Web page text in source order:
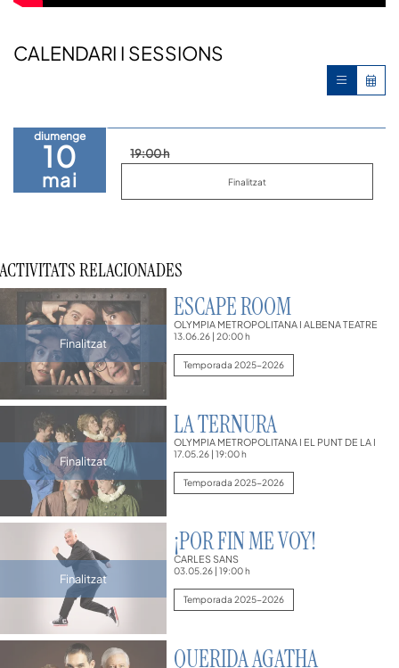
CALENDARI I SESSIONS
diumenge
10
mai
19:00 h
Finalitzat
ACTIVITATS RELACIONADES
Finalitzat
ESCAPE ROOM
OLYMPIA METROPOLITANA I ALBENA TEATRE
13.06.26| 20:00 h
Temporada 2025-2026
Finalitzat
LA TERNURA
OLYMPIA METROPOLITANA I EL PUNT DE LA I
17.05.26| 19:00 h
Temporada 2025-2026
Finalitzat
¡POR FIN ME VOY!
CARLES SANS
03.05.26| 19:00 h
Temporada 2025-2026
QUERIDA AGATHA